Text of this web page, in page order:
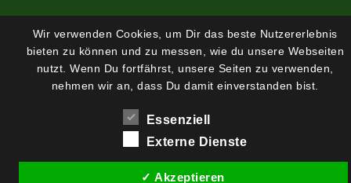
Wir verwenden Cookies, um Dir das beste Nutzererlebnis
bieten zu können und zu messen, wie du unsere Webseiten
nutzt. Wenn Du fortfährst, unsere Seiten zu verwenden,
nehmen wir an, dass Du damit einverstanden bist.
Essenziell
Externe Dienste
✓ Akzeptieren